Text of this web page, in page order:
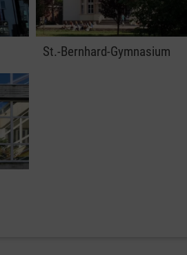
St.-Bernhard-Gymnasium